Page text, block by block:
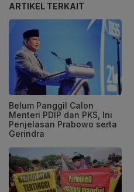
ARTIKEL TERKAIT
Belum Panggil Calon
Menteri PDIP dan PKS, Ini
Penjelasan Prabowo serta
Gerindra